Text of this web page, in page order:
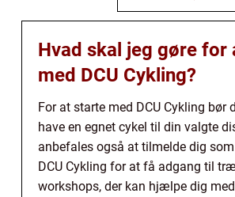
Hvad skal jeg gøre for
med DCU Cykling?
For at starte med DCU Cykling bør
have en egnet cykel til din valgte
anbefales også at tilmelde dig
DCU Cykling for at få adgang til
workshops, der kan hjælpe dig